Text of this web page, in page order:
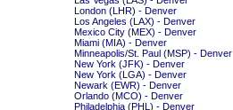
London (LHR) - Denver
Los Angeles (LAX) - Denver
Mexico City (MEX) - Denver
Miami (MIA) - Denver
Minneapolis/St. Paul (MSP) - Denver
New York (JFK) - Denver
New York (LGA) - Denver
Newark (EWR) - Denver
Orlando (MCO) - Denver
Philadelphia (PHL) - Denver